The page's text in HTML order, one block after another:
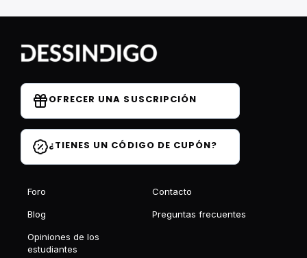
OFRECER UNA SUSCRIPCIÓN
¿TIENES UN CÓDIGO DE CUPÓN?
Foro
Blog
Opiniones de los
estudiantes
Contacto
Preguntas frecuentes